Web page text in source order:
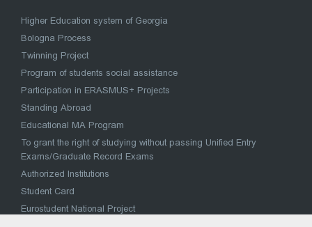
Higher Education system of Georgia
Bologna Process
Twinning Project
Program of students social assistance
Participation in ERASMUS+ Projects
Standing Abroad
Educational MA Program
To grant the right of studying without passing Unified Entry
Exams/Graduate Record Exams
Authorized Institutions
Student Card
Eurostudent National Project